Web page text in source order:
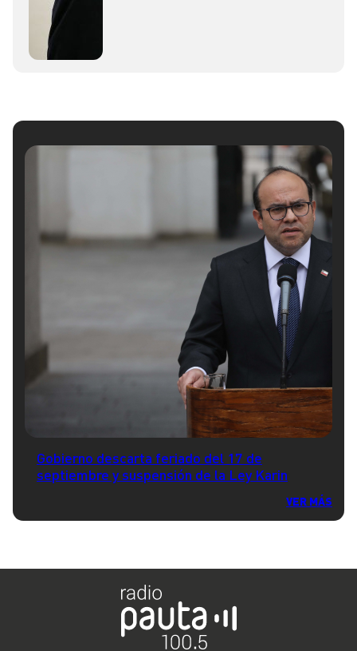
Gobierno descarta feriado del 17 de
septiembre y suspensión de la Ley Karin
VER MÁS